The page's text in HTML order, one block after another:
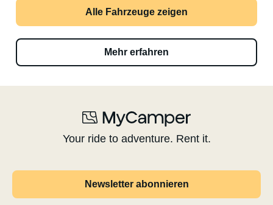
Alle Fahrzeuge zeigen
Mehr erfahren
Your ride to adventure. Rent it.
Newsletter abonnieren